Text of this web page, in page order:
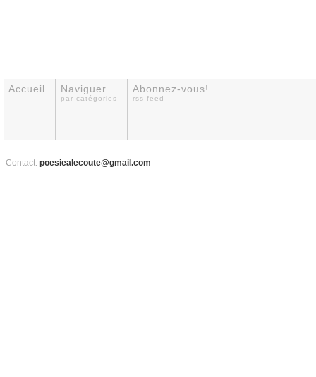
Accueil Naviguer
par catégories
Abonnez-vous!
rss feed
Contact: poesiealecoute@gmail.com